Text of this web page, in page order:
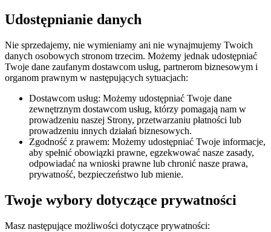
Udostępnianie danych
Nie sprzedajemy, nie wymieniamy ani nie wynajmujemy Twoich
danych osobowych stronom trzecim. Możemy jednak udostępniać
Twoje dane zaufanym dostawcom usług, partnerom biznesowym i
organom prawnym w następujących sytuacjach:
Dostawcom usług: Możemy udostępniać Twoje dane
zewnętrznym dostawcom usług, którzy pomagają nam w
prowadzeniu naszej Strony, przetwarzaniu płatności lub
prowadzeniu innych działań biznesowych.
Zgodność z prawem: Możemy udostępniać Twoje informacje,
aby spełnić obowiązki prawne, egzekwować nasze zasady,
odpowiadać na wnioski prawne lub chronić nasze prawa,
prywatność, bezpieczeństwo lub mienie.
Twoje wybory dotyczące prywatności
Masz następujące możliwości dotyczące prywatności: